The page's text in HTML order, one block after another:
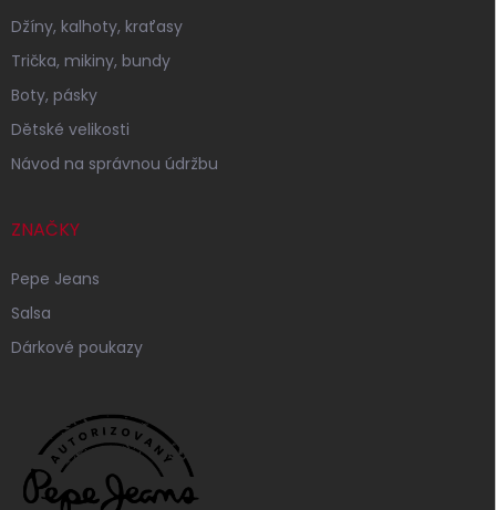
Džíny, kalhoty, kraťasy
Trička, mikiny, bundy
Boty, pásky
Dětské velikosti
Návod na správnou údržbu
ZNAČKY
Pepe Jeans
Salsa
Dárkové poukazy